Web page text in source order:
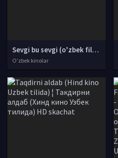
Sevgi bu sevgi (o'zbek film) 2022 | Севги бу севги (узбекфильм) 2022 Full HD ko'rish
O'zbek kinolar